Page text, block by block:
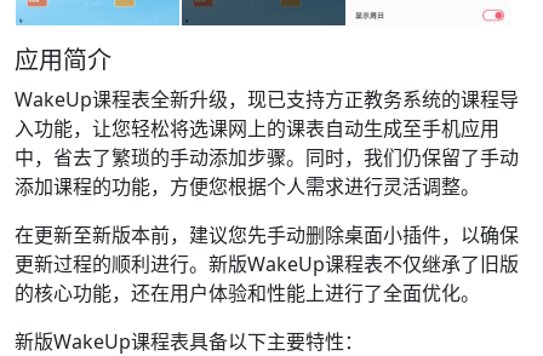
应用简介
WakeUp课程表全新升级，现已支持方正教务系统的课程导
入功能，让您轻松将选课网上的课表自动生成至手机应用
中，省去了繁琐的手动添加步骤。同时，我们仍保留了手动
添加课程的功能，方便您根据个人需求进行灵活调整。
在更新至新版本前，建议您先手动删除桌面小插件，以确保
更新过程的顺利进行。新版WakeUp课程表不仅继承了旧版
的核心功能，还在用户体验和性能上进行了全面优化。
新版WakeUp课程表具备以下主要特性：